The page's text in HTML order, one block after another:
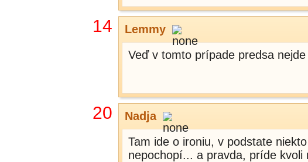
14 Lemmy
Veď v tomto prípade predsa
20 Nadja
Tam ide o ironiu, v podstate
nepochopí... a pravda, príde kvoli